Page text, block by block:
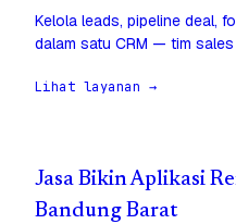
Kelola leads, pipeline deal,
dalam satu CRM — tim
Lihat layanan →
Jasa Bikin Aplikasi
Bandung Barat